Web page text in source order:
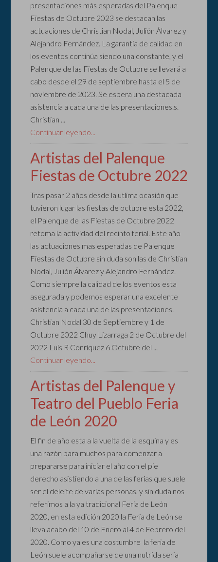
presentaciones más esperadas del Palenque
Fiestas de Octubre 2023 se destacan las
actuaciones de Christian Nodal, Julión Álvarez y
Alejandro Fernández. La garantía de calidad en
los eventos continúa siendo una constante, y el
Palenque de las Fiestas de Octubre se llevará a
cabo desde el 29 de septiembre hasta el 5 de
noviembre de 2023. Se espera una destacada
asistencia a cada una de las presentaciones.s.
Christian ...
Continuar leyendo...
Artistas del Palenque
Fiestas de Octubre 2022
Tras pasar 2 años desde la utlima ocasión que
tuvieron lugar las fiestas de octubre esta 2022,
el Palenque de las Fiestas de Octubre 2022
retoma la actividad del recinto ferial. Este año
las actuaciones mas esperadas de Palenque
Fiestas de Octubre sin duda son las de Christian
Nodal, Julión Álvarez y Alejandro Fernández.
Como siempre la calidad de los eventos esta
asegurada y podemos esperar una excelente
asistencia a cada una de las presentaciones.
Christian Nodal 30 de Septiembre y 1 de
Octubre 2022 Chuy Lizarraga 2 de Octubre del
2022 Luis R Conriquez 6 Octubre del ...
Continuar leyendo...
Artistas del Palenque y
Teatro del Pueblo Feria
de León 2020
El fin de año esta a la vuelta de la esquina y es
una razón para muchos para comenzar a
prepararse para iniciar el año con el pie
derecho asistiendo a una de las ferias que suele
ser el deleite de varias personas, y sin duda nos
referimos a la ya tradicional Feria de León
2020, en esta edición 2020 la Feria de León se
lleva acabo del 10 de Enero al 4 de Febrero del
2020. Como ya es una costumbre la feria de
León suele acompañarse de una nutrida seria